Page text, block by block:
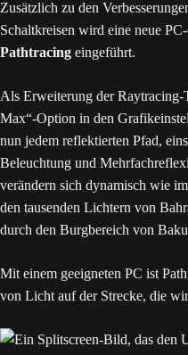
Zusätzlich zu den
Schaltkreisen wird eine neue
Pathtracing eingeführt.
Als Erweiterung der Raytracing-
Max“-Option in den
nun jedem reflektierten Pfad,
Beleuchtung und
verändern sich dynamisch wie
den tausenden Lichtern von
durch den Burgbereich von
Mit einem geeigneten PC ist
von Licht auf der Strecke, die